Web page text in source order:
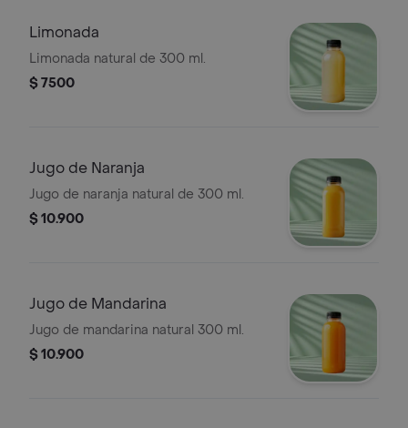
Limonada
Limonada natural de 300 ml.
$ 7500
Jugo de Naranja
Jugo de naranja natural de 300 ml.
$ 10.900
Jugo de Mandarina
Jugo de mandarina natural 300 ml.
$ 10.900